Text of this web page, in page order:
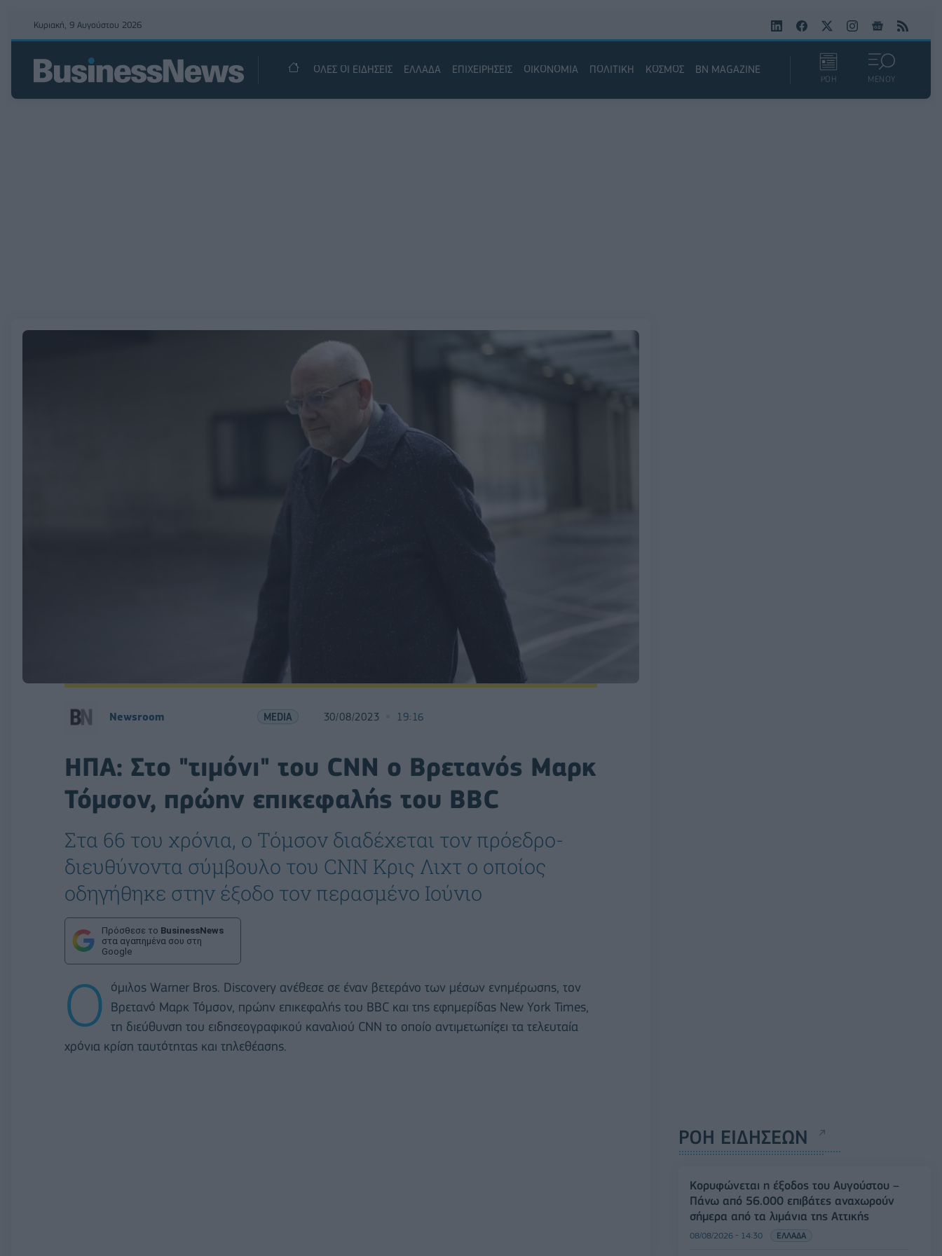
Κυριακή, 9 Αυγούστου 2026
ΟΛΕΣ ΟΙ ΕΙΔΗΣΕΙΣ ΕΛΛΑΔΑ ΕΠΙΧΕΙΡΗΣΕΙΣ ΟΙΚΟΝΟΜΙΑ ΠΟΛΙΤΙΚΗ ΚΟΣΜΟΣ BN MAGAZINE
ΡΟΗ ΜΕΝΟΥ
Newsroom MEDIA 30/08/2023 19:16
ΗΠΑ: Στο "τιμόνι" του CNN ο Βρετανός Μαρκ
Τόμσον, πρώην επικεφαλής του BBC
Στα 66 του χρόνια, ο Τόμσον διαδέχεται τον πρόεδρο-
διευθύνοντα σύμβουλο του CNN Κρις Λιχτ ο οποίος
οδηγήθηκε στην έξοδο τον περασμένο Ιούνιο
Πρόσθεσε το BusinessNews
στα αγαπημένα σου στη
Google
Ο
όμιλος Warner Bros. Discovery ανέθεσε σε έναν βετεράνο των μέσων ενημέρωσης, τον
Βρετανό Μαρκ Τόμσον, πρώην επικεφαλής του BBC και της εφημερίδας New York Times,
τη διεύθυνση του ειδησεογραφικού καναλιού CNN το οποίο αντιμετωπίζει τα τελευταία
χρόνια κρίση ταυτότητας και τηλεθέασης.
ΡΟΗ ΕΙΔΗΣΕΩΝ
Κορυφώνεται η έξοδος του Αυγούστου –
Πάνω από 56.000 επιβάτες αναχωρούν
σήμερα από τα λιμάνια της Αττικής
08/08/2026 - 14:30 ΕΛΛΑΔΑ